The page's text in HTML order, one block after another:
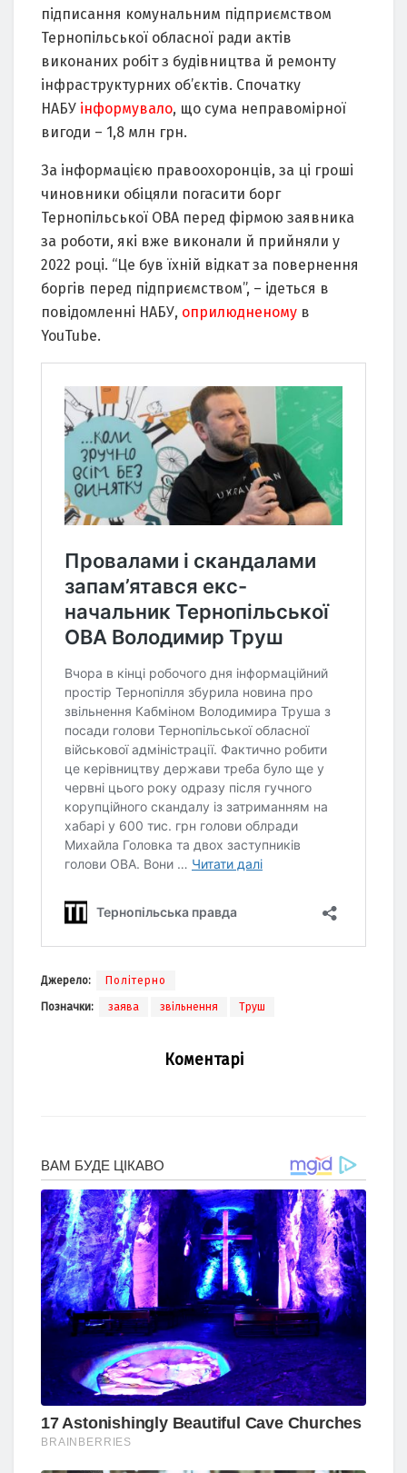
підписання комунальним підприємством
Тернопільської обласної ради актів
виконаних робіт з будівництва й ремонту
інфраструктурних об’єктів. Спочатку
НАБУ інформувало, що сума неправомірної
вигоди – 1,8 млн грн.
За інформацією правоохоронців, за ці гроші
чиновники обіцяли погасити борг
Тернопільської ОВА перед фірмою заявника
за роботи, які вже виконали й прийняли у
2022 році. “Це був їхній відкат за повернення
боргів перед підприємством”, – ідеться в
повідомленні НАБУ, оприлюдненому в
YouTube.
Джерело: Політерно
Позначки: заява звільнення Труш
Коментарі